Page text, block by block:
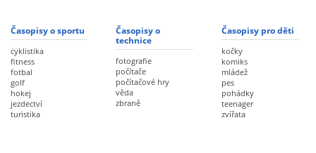
Časopisy o sportu
cyklistika
fitness
fotbal
golf
hokej
jezdectví
turistika
Časopisy o
technice
fotografie
počítače
počítačové hry
věda
zbraně
Časopisy pro děti
kočky
komiks
mládež
pes
pohádky
teenager
zvířata